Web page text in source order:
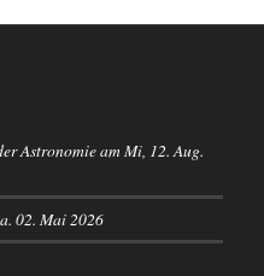
Astronomie am Mi, 12. Aug.
02. Mai 2026